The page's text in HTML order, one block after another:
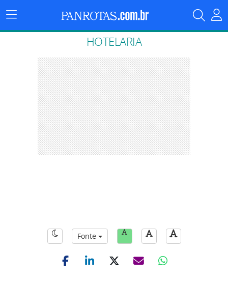
Menu
Principal
HOTELARIA
Fonte